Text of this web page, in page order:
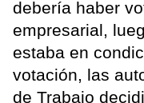
debería haber
empresarial,
estaba en
votación, las
de Trabajo